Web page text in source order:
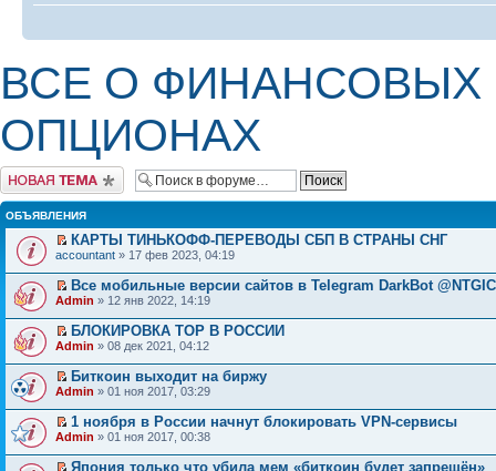
ВСЕ О ФИНАНСОВЫХ
ОПЦИОНАХ
Начать новую тему
ОБЪЯВЛЕНИЯ
КАРТЫ ТИНЬКОФФ-ПЕРЕВОДЫ СБП В СТРАНЫ СНГ
accountant » 17 фев 2023, 04:19
Все мобильные версии сайтов в Telegram DarkBot
Admin » 12 янв 2022, 14:19
БЛОКИРОВКА ТОР В РОССИИ
Admin » 08 дек 2021, 04:12
Биткоин выходит на биржу
Admin » 01 ноя 2017, 03:29
1 ноября в России начнут блокировать VPN-сервисы
Admin » 01 ноя 2017, 00:38
Япония только что убила мем «биткоин будет запрещён»